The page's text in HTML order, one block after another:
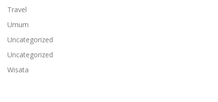
Travel
Umum
Uncategorized
Uncategorized
Wisata